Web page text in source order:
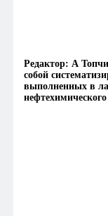
Редактор: А
собой
выполненных в